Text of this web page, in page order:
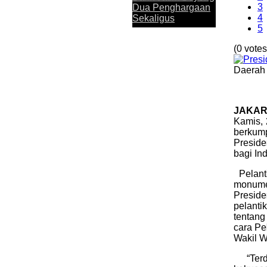
penghargaan Top Digital Application...
Dua Penghargaan
Sekaligus
3
4
5
(0
Kamis,
bagi
cara
Wakil